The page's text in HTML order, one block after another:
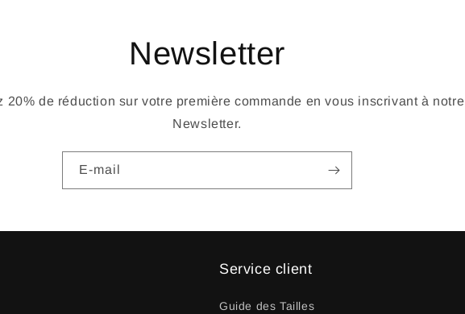
Newsletter
20% de réduction sur votre première commande en vous inscrivant à notre
Newsletter.
E-mail
Service client
Guide des Tailles